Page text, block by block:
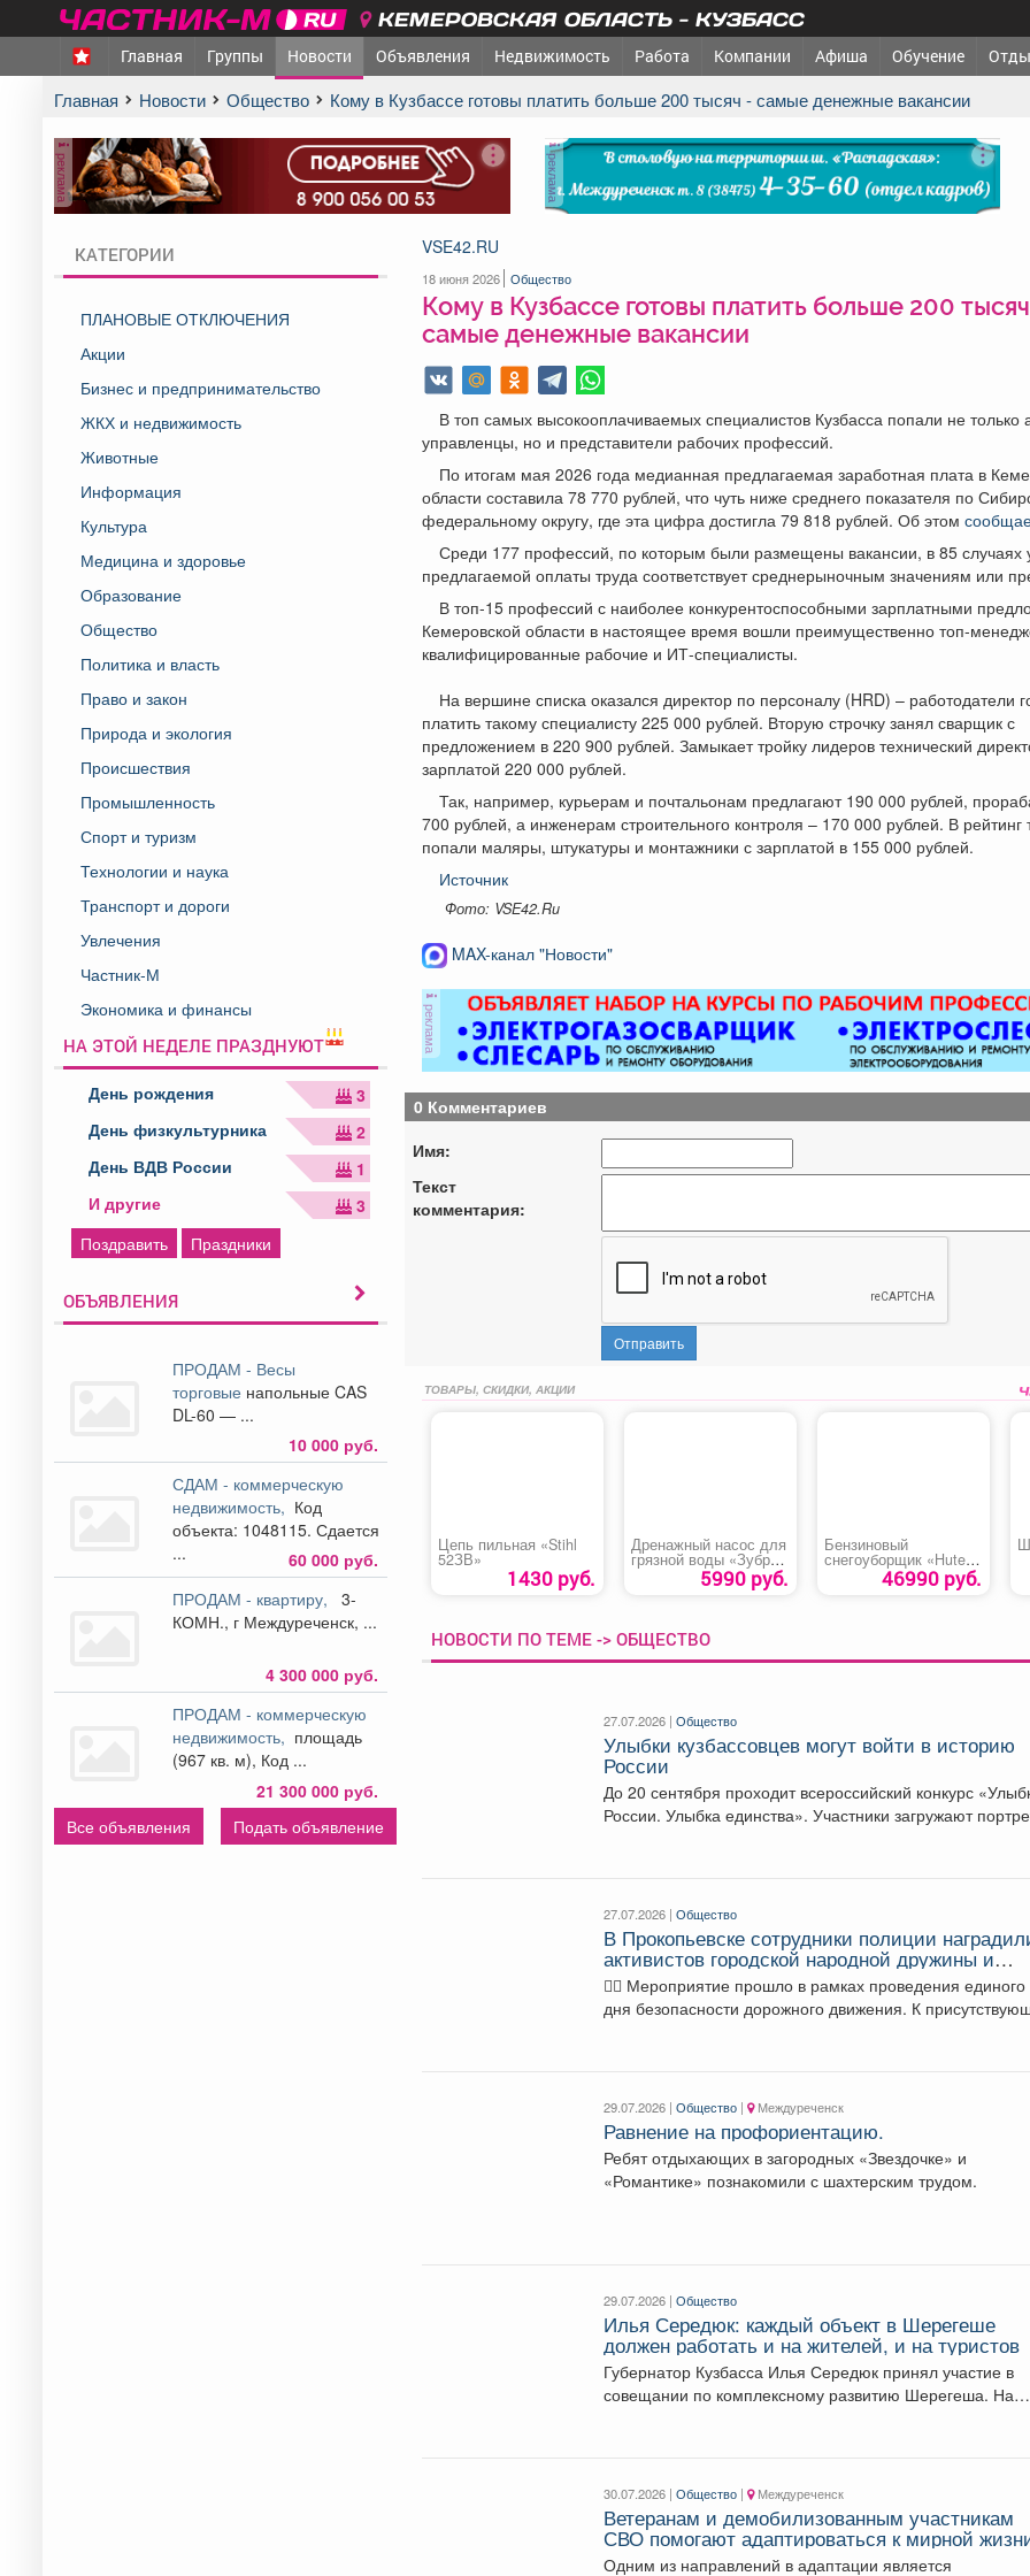
КЕМЕРОВСКАЯ ОБЛАСТЬ - КУЗБАСС
Главная Группы Новости Объявления Недвижимость Работа Компании Афиша Обучение
Главная Новости Общество Кому в Кузбассе готовы платить больше 200 тысяч - самые денежные вакансии
реклама реклама
КАТЕГОРИИ
ПЛАНОВЫЕ ОТКЛЮЧЕНИЯ
Акции
Бизнес и предпринимательство
ЖКХ и недвижимость
Животные
Информация
Культура
Медицина и здоровье
Образование
Общество
Политика и власть
Право и закон
Природа и экология
Происшествия
Промышленность
Спорт и туризм
Технологии и наука
Транспорт и дороги
Увлечения
Частник-М
Экономика и финансы
НА ЭТОЙ НЕДЕЛЕ ПРАЗДНУЮТ
День рождения
3
День физкультурника
2
День ВДВ России
1
И другие
3
Поздравить
Праздники
ОБЪЯВЛЕНИЯ
ПРОДАМ - Весы
торговые напольные CAS
DL-60 — ...
10 000 руб.
СДАМ - коммерческую
недвижимость, Код
объекта: 1048115. Сдается
...
60 000 руб.
ПРОДАМ - квартиру,
3-
КОМН., г Междуреченск, ...
4 300 000 руб.
ПРОДАМ - коммерческую
недвижимость, площадь
(967 кв. м), Код ...
21 300 000 руб.
Все объявления
Подать объявление
VSE42.RU
18 июня 2026 Общество
Кому в Кузбассе готовы платить больше 200
самые денежные вакансии
В топ самых высокооплачиваемых специалистов Кузбасса попали не только
управленцы, но и представители рабочих профессий.
По итогам мая 2026 года медианная предлагаемая заработная плата в
области составила 78 770 рублей, что чуть ниже среднего показателя по
федеральному округу, где эта цифра достигла 79 818 рублей. Об этом
Среди 177 профессий, по которым были размещены вакансии, в 85 случаях
предлагаемой оплаты труда соответствует среднерыночным значениям или
В топ-15 профессий с наиболее конкурентоспособными зарплатными
Кемеровской области в настоящее время вошли преимущественно топ-
квалифицированные рабочие и ИТ-специалисты.
На вершине списка оказался директор по персоналу (HRD) – работодатели
платить такому специалисту 225 000 рублей. Вторую строчку занял сварщик с
предложением в 220 900 рублей. Замыкает тройку лидеров технический
зарплатой 220 000 рублей.
Так, например, курьерам и почтальонам предлагают 190 000 рублей,
700 рублей, а инженерам строительного контроля – 170 000 рублей. В рейтинг
попали маляры, штукатуры и монтажники с зарплатой в 155 000 рублей.
Источник
Фото: VSE42.Ru
MAX-канал "Новости"
реклама
0 Комментариев
Имя:
Текст
комментария:
Отправить
ТОВАРЫ, СКИДКИ, АКЦИИ
Цепь пильная «Stihl
52ЗВ»
1430 руб.
Дренажный насос для
грязной воды «Зубр
НПГ-М1-900»5990 руб.
Бензиновый
снегоуборщик «Huter
SGC 4100 L»46990 руб.
НОВОСТИ ПО ТЕМЕ -> ОБЩЕСТВО
27.07.2026 |Общество
Улыбки кузбассовцев могут войти в историю
России
До 20 сентября проходит всероссийский конкурс
России. Улыбка единства». Участники загружают
27.07.2026 |Общество
В Прокопьевске сотрудники полиции
активистов городской народной дружины и
волонтеров поисково-спасательного отряда
👮‍♂️ Мероприятие прошло в рамках проведения единого
дня безопасности дорожного движения. К
29.07.2026 |Общество | Междуреченск
Равнение на профориентацию.
Ребят отдыхающих в загородных «Звездочке» и
«Романтике» познакомили с шахтерским трудом.
29.07.2026 |Общество
Илья Середюк: каждый объект в Шерегеше
должен работать и на жителей, и на туристов
Губернатор Кузбасса Илья Середюк принял участие в
совещании по комплексному развитию Шерегеша. На
30.07.2026 |Общество | Междуреченск
Ветеранам и демобилизованным участникам
СВО помогают адаптироваться к мирной
Одним из направлений в адаптации является